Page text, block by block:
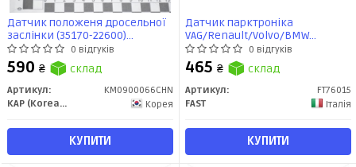
Датчик положеня дросельної
заслінки (35170-22600)
Accent(00-)/Elantra(00-)/Tucson(04-)
(KM0900066CHN) KAP
0 відгуків
590 ₴ склад
Артикул:
KM0900066CHN
KAP (KoreaAutoParts)
Корея
КУПИТИ
Датчик парктронікa
VAG/Renault/Volvo/BMW
(FT76015) Fast0 відгуків
465 ₴ склад
Артикул:
FT76015
FAST
Італія
КУПИТИ